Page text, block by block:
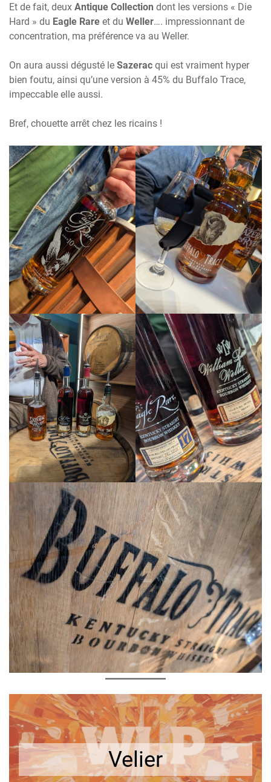
Et de fait, deux Antique Collection dont les versions « Die
Hard » du Eagle Rare et du Weller…. impressionnant de
concentration, ma préférence va au Weller.
On aura aussi dégusté le Sazerac qui est vraiment hyper
bien foutu, ainsi qu’une version à 45% du Buffalo Trace,
impeccable elle aussi.
Bref, chouette arrêt chez les ricains !
Velier